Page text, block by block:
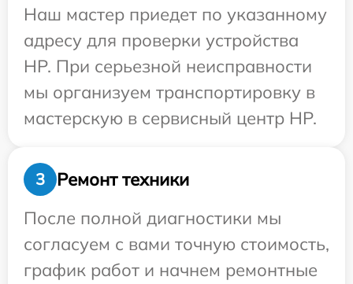
Наш мастер приедет по указанному
адресу для проверки устройства
HP. При серьезной неисправности
мы организуем транспортировку в
мастерскую в сервисный центр HP.
3
Ремонт техники
После полной диагностики мы
согласуем с вами точную стоимость,
график работ и начнем ремонтные